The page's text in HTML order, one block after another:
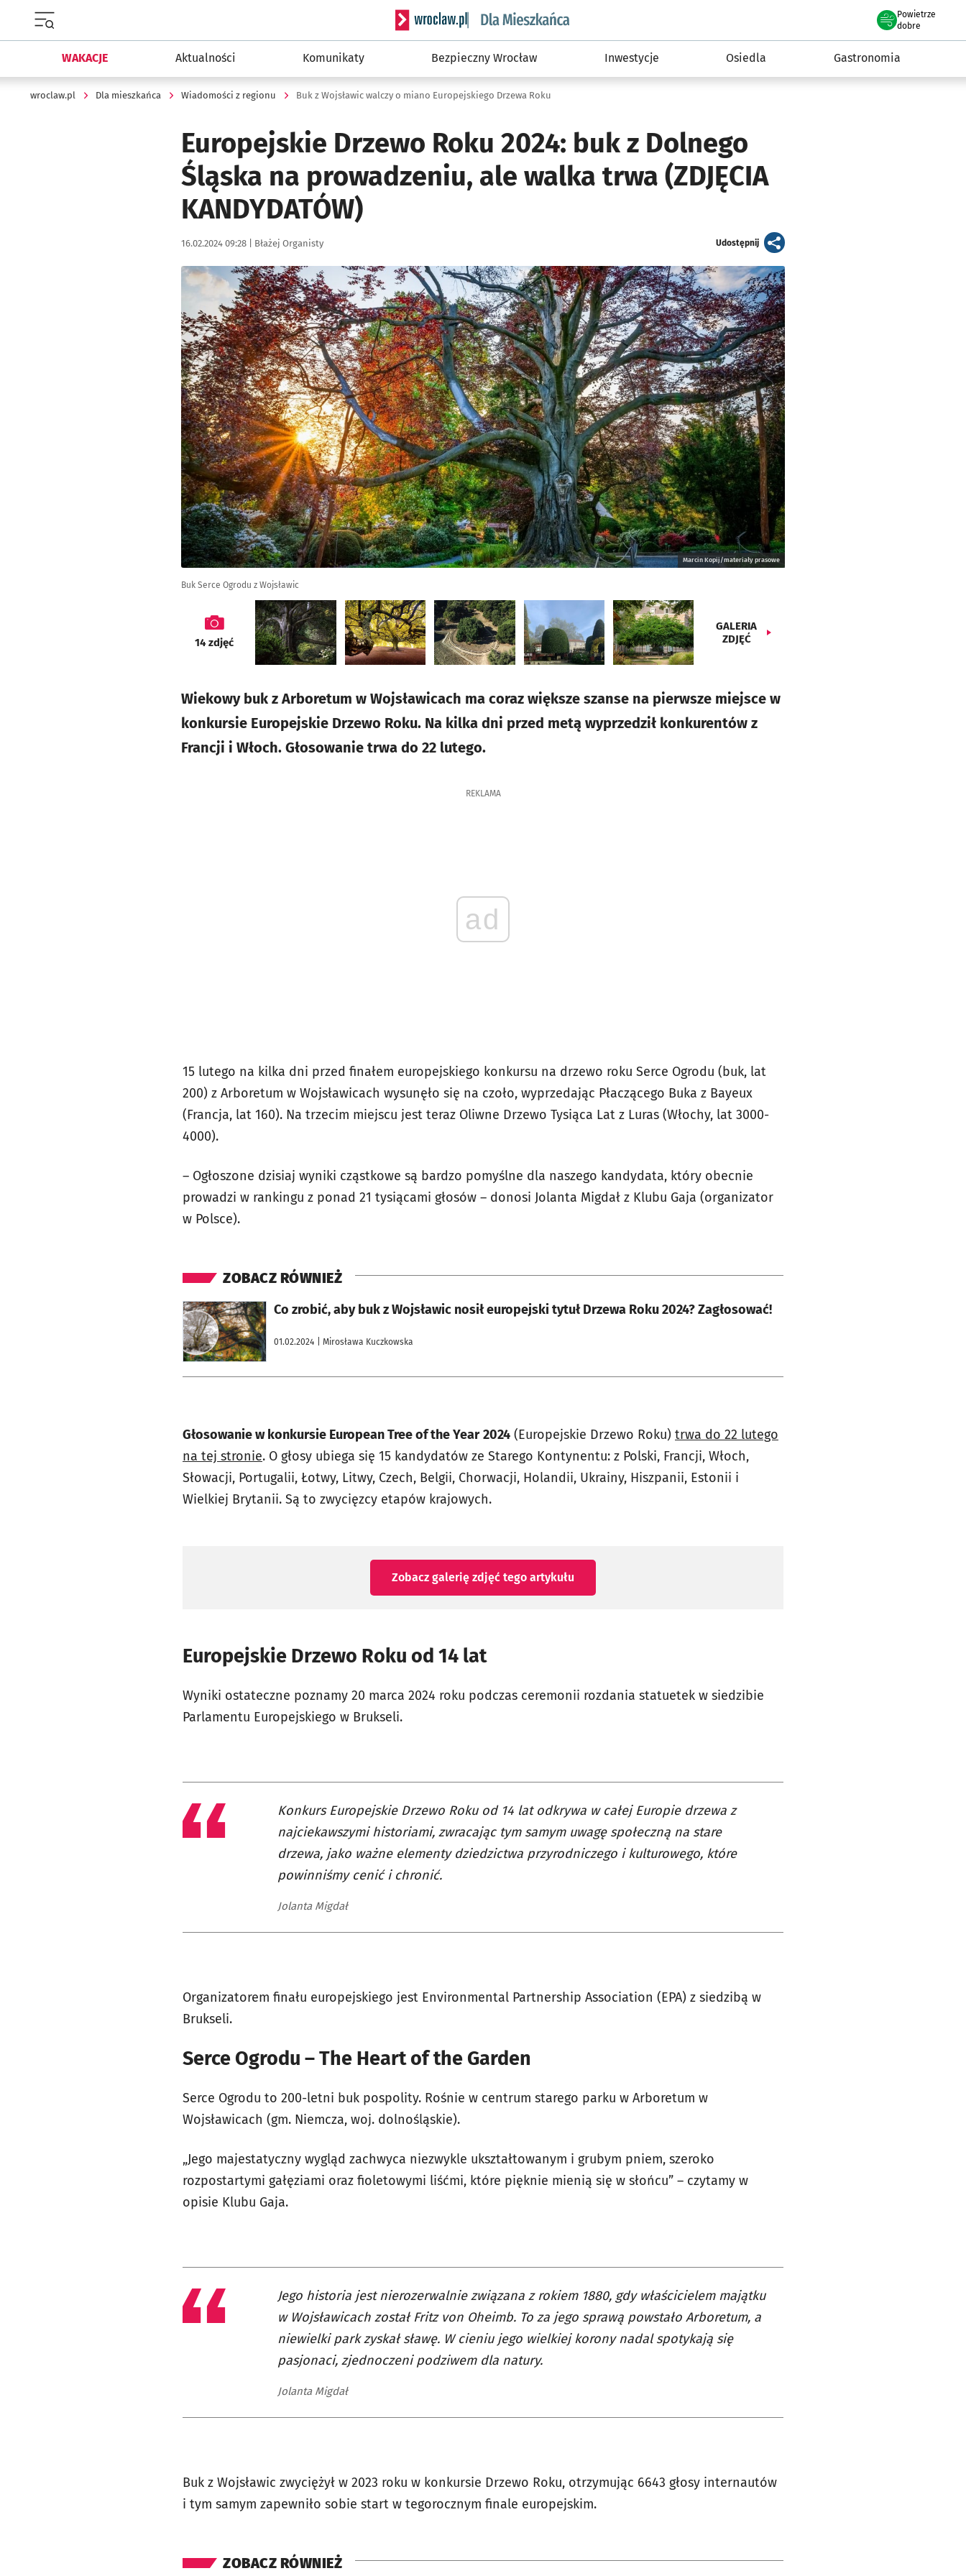
Serwis informacyjny wroclaw.pl podserwis: Dla mieszkańca
Powietrze
we Wrocławiu
dobre
WAKACJE Aktualności Komunikaty Bezpieczny Wrocław Inwestycje Osiedla Gastronomia
wroclaw.pl Dla mieszkańca Wiadomości z regionu Buk z Wojsławic walczy o miano Europejskiego Drzewa Roku
Europejskie Drzewo Roku 2024: buk z Dolnego
Śląska na prowadzeniu, ale walka trwa (ZDJĘCIA
KANDYDATÓW)
Data publikacji:
16.02.2024 09:28 | Autor:
Błażej Organisty Udostępnijartykuł
Kliknij, aby zobaczyć galerię
Marcin Kopij/materiały prasowe
Buk Serce Ogrodu z Wojsławic
galeria
14zdjęć
GALERIA
ZDJĘĆ
Wiekowy buk z Arboretum w Wojsławicach ma coraz większe szanse na pierwsze miejsce w
konkursie Europejskie Drzewo Roku. Na kilka dni przed metą wyprzedził konkurentów z
Francji i Włoch. Głosowanie trwa do 22 lutego.
REKLAMA
ad
15 lutego na kilka dni przed finałem europejskiego konkursu na drzewo roku Serce Ogrodu (buk, lat
200) z Arboretum w Wojsławicach wysunęło się na czoło, wyprzedając Płaczącego Buka z Bayeux
(Francja, lat 160). Na trzecim miejscu jest teraz Oliwne Drzewo Tysiąca Lat z Luras (Włochy, lat 3000-
4000).
– Ogłoszone dzisiaj wyniki cząstkowe są bardzo pomyślne dla naszego kandydata, który obecnie
prowadzi w rankingu z ponad 21 tysiącami głosów – donosi Jolanta Migdał z Klubu Gaja (organizator
w Polsce).
ZOBACZ RÓWNIEŻ
Co zrobić, aby buk z Wojsławic nosił europejski tytuł Drzewa Roku 2024? Zagłosować!
01.02.2024 | Mirosława Kuczkowska
otworzy się w nowej karcie
Głosowanie w konkursie European Tree of the Year 2024 (Europejskie Drzewo Roku) trwa do 22 lutego
na tej stronie. O głosy ubiega się 15 kandydatów ze Starego Kontynentu: z Polski, Francji, Włoch,
Słowacji, Portugalii, Łotwy, Litwy, Czech, Belgii, Chorwacji, Holandii, Ukrainy, Hiszpanii, Estonii i
Wielkiej Brytanii. Są to zwycięzcy etapów krajowych.
Zobacz galerię zdjęć tego artykułu
Europejskie Drzewo Roku od 14 lat
Wyniki ostateczne poznamy 20 marca 2024 roku podczas ceremonii rozdania statuetek w siedzibie
Parlamentu Europejskiego w Brukseli.
Konkurs Europejskie Drzewo Roku od 14 lat odkrywa w całej Europie drzewa z
najciekawszymi historiami, zwracając tym samym uwagę społeczną na stare
drzewa, jako ważne elementy dziedzictwa przyrodniczego i kulturowego, które
powinniśmy cenić i chronić.
Jolanta Migdał
Organizatorem finału europejskiego jest Environmental Partnership Association (EPA) z siedzibą w
Brukseli.
Serce Ogrodu – The Heart of the Garden
Serce Ogrodu to 200-letni buk pospolity. Rośnie w centrum starego parku w Arboretum w
Wojsławicach (gm. Niemcza, woj. dolnośląskie).
„Jego majestatyczny wygląd zachwyca niezwykle ukształtowanym i grubym pniem, szeroko
rozpostartymi gałęziami oraz fioletowymi liśćmi, które pięknie mienią się w słońcu” – czytamy w
opisie Klubu Gaja.
Jego historia jest nierozerwalnie związana z rokiem 1880, gdy właścicielem majątku
w Wojsławicach został Fritz von Oheimb. To za jego sprawą powstało Arboretum, a
niewielki park zyskał sławę. W cieniu jego wielkiej korony nadal spotykają się
pasjonaci, zjednoczeni podziwem dla natury.
Jolanta Migdał
Buk z Wojsławic zwyciężył w 2023 roku w konkursie Drzewo Roku, otrzymując 6643 głosy internautów
i tym samym zapewniło sobie start w tegorocznym finale europejskim.
ZOBACZ RÓWNIEŻ